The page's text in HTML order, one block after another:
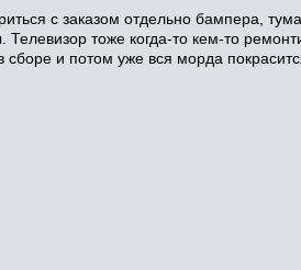
с заказом отдельно бампера,
Телевизор тоже когда-то кем-то
сборе и потом уже вся морда